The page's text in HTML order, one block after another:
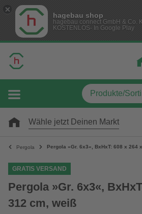
hagebau shop
hagebau connect GmbH & Co.
KOSTENLOS- In Google Play
Wähle jetzt Deinen Markt
Pergola Pergola »Gr. 6x3«, BxHxT: 608 x 264
GRATIS VERSAND
Pergola »Gr. 6x3«,
312 cm, weiß